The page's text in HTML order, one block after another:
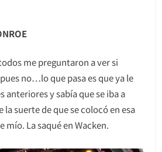
me preguntaron a ver si
no…lo que pasa es que ya le
anteriores y sabía que se iba a
la suerte de que se colocó en esa
La saqué en Wacken.